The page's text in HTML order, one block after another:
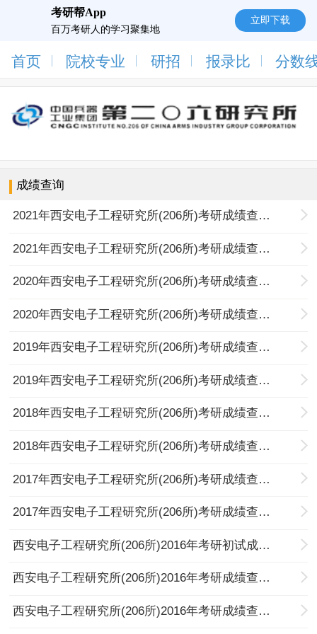
考研帮App
百万考研人的学习聚集地
立即下载
首页 院校专业 研招 报录比 分数
成绩查询
2021年西安电子工程研究所(206所)考研成绩查询入口
2021年西安电子工程研究所(206所)考研成绩查询时间
2020年西安电子工程研究所(206所)考研成绩查询入口
2020年西安电子工程研究所(206所)考研成绩查询时间
2019年西安电子工程研究所(206所)考研成绩查询入口
2019年西安电子工程研究所(206所)考研成绩查询时间
2018年西安电子工程研究所(206所)考研成绩查询时间
2018年西安电子工程研究所(206所)考研成绩查询入口
2017年西安电子工程研究所(206所)考研成绩查询时间
2017年西安电子工程研究所(206所)考研成绩查询入口
西安电子工程研究所(206所)2016年考研初试成绩查询入口及历年分数线
西安电子工程研究所(206所)2016年考研成绩查询入口
西安电子工程研究所(206所)2016年考研成绩查询时间